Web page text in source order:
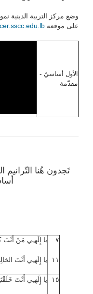
وضع مركز التربية الدينية
على موقعه
الأول أساسيّ -
مقدّمة
تَجدون هُنا
٧ يا إِلَهـِي مَنْ أنْتَ
١١ يا إِلَهـِي أنْتَ
١٥ يا إِلَهـِي أَنْتَ